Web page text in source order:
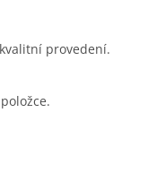
provedení.